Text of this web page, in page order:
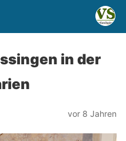
in der
vor 8 Jahren